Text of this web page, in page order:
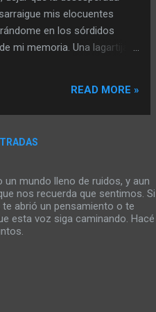
que corre con ventaja.
quinientos treinta y seis
el soplo de sus pulmones
de posnet y tarjetas de
color morado Y Ella debajo
mis elocuentes
en los sórdidos
mi memoria. Una lagartija
entrañas. Las malas
porque existen, existen
que estrangula sus
con ojos de niño me
y exploto sobre el
el paisaje de hombres. Los
se mueven sobre campos
ojos. ¿Qué hago? No
mi espalda y se
la muerte y todos se
READ MORE »
mundo lleno de ruidos, y aun
nos recuerda que sentimos. Si
abrió un pensamiento o te
esta voz siga caminando. Hacé